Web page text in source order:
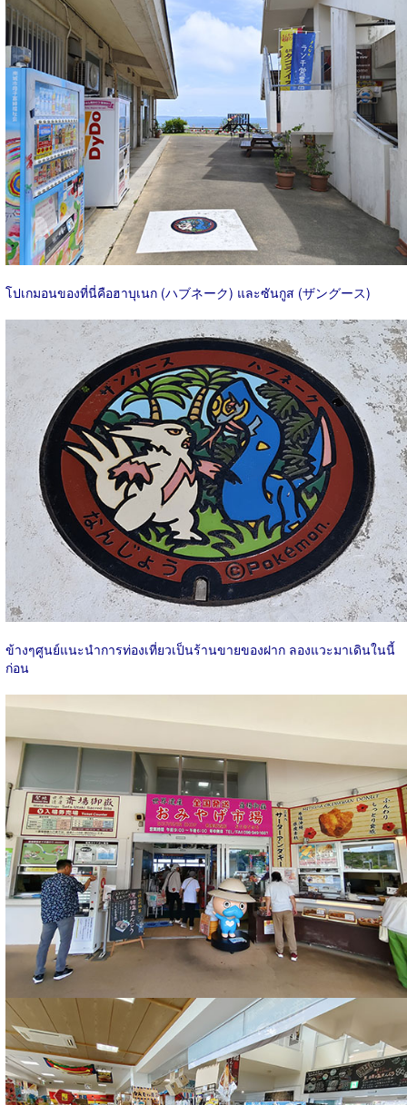
โปเกมอนของที่นี่คือฮาบุเนก (ハブネーク) และซันกูส (ザングース)
ข้างๆศูนย์แนะนำการท่องเที่ยวเป็นร้านขายของฝาก ลองแวะมาเดินในนี้
ก่อน